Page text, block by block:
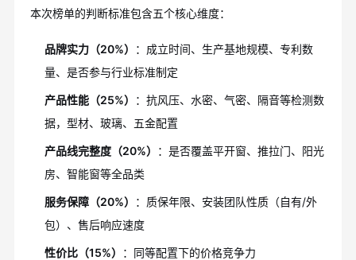
本次榜单的判断标准包含五个核心维度：
品牌实力（20%）
：成立时间、生产基地规模、专利数
量、是否参与行业标准制定
产品性能（25%）
：抗风压、水密、气密、隔音等检测数
据，型材、玻璃、五金配置
产品线完整度（20%）
：是否覆盖平开窗、推拉门、阳光
房、智能窗等全品类
服务保障（20%）
：质保年限、安装团队性质（自有/外
包）、售后响应速度
性价比（15%） ：同等配置下的价格竞争力